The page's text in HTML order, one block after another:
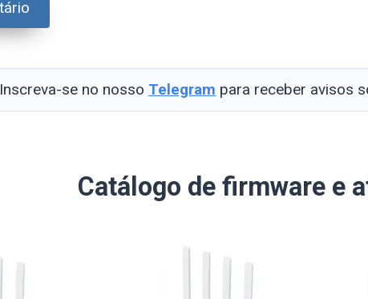
Inscreva-se no nosso Telegram para receber avisos
Catálogo de firmware e